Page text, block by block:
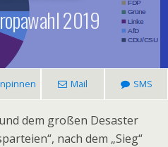
2019
Mail SMS
dem großen Desaster
nach dem „Sieg“